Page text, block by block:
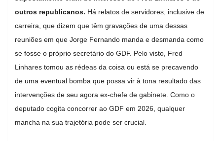
outros republicanos. Há relatos de servidores, inclusive de
carreira, que dizem que têm gravações de uma dessas
reuniões em que Jorge Fernando manda e desmanda como
se fosse o próprio secretário do GDF. Pelo visto, Fred
Linhares tomou as rédeas da coisa ou está se precavendo
de uma eventual bomba que possa vir à tona resultado das
intervenções de seu agora ex-chefe de gabinete. Como o
deputado cogita concorrer ao GDF em 2026, qualquer
mancha na sua trajetória pode ser crucial.